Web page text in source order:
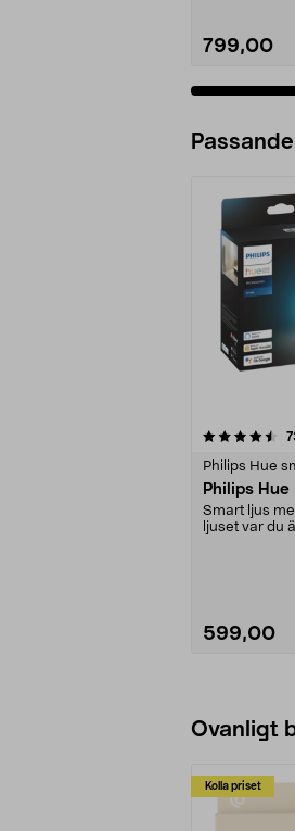
799,00
Philips Hue
Philips Hue
Smart ljus
ljuset var du
599,00
Ovanligt
Kolla priset